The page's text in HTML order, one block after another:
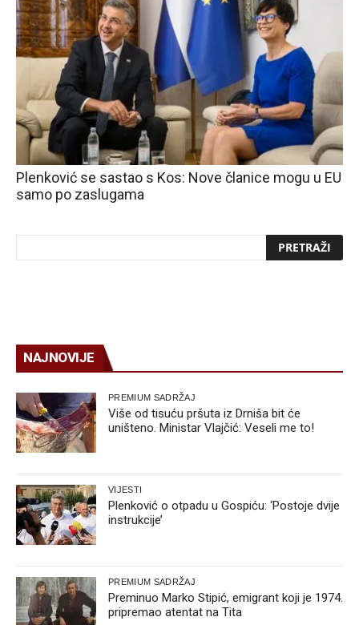
Plenković se sastao s Kos: Nove članice mogu u EU
samo po zaslugama
NAJNOVIJE
PREMIUM SADRŽAJ
Više od tisuću pršuta iz Drniša bit će
uništeno. Ministar Vlajčić: Veseli me to!
VIJESTI
Plenković o otpadu u Gospiću: ‘Postoje dvije
instrukcije’
PREMIUM SADRŽAJ
Preminuo Marko Stipić, emigrant koji je 1974.
pripremao atentat na Tita